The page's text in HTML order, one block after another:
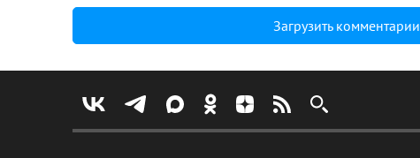
Загрузить комментарии